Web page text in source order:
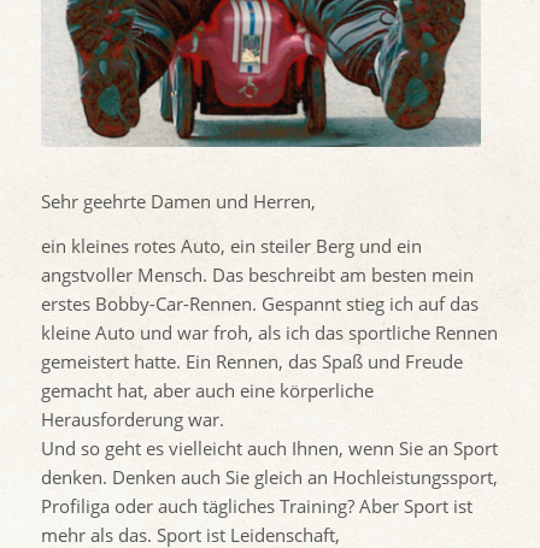
Sehr geehrte Damen und Herren,
ein kleines rotes Auto, ein steiler Berg und ein
angstvoller Mensch. Das beschreibt am besten mein
erstes Bobby-Car-Rennen. Gespannt stieg ich auf das
kleine Auto und war froh, als ich das sportliche Rennen
gemeistert hatte. Ein Rennen, das Spaß und Freude
gemacht hat, aber auch eine körperliche
Herausforderung war.
Und so geht es vielleicht auch Ihnen, wenn Sie an Sport
denken. Denken auch Sie gleich an Hochleistungssport,
Profiliga oder auch tägliches Training? Aber Sport ist
mehr als das. Sport ist Leidenschaft,